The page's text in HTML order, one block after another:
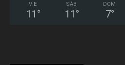
VIE
11 °
SÁB
11 °
DOM
7°